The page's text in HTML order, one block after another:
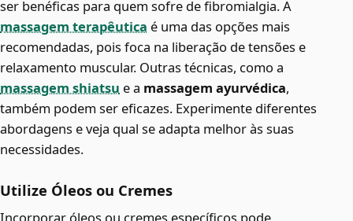
ser benéficas para quem sofre de fibromialgia. A
massagem terapêutica é uma das opções mais
recomendadas, pois foca na liberação de tensões e
relaxamento muscular. Outras técnicas, como a
massagem shiatsu e a massagem ayurvédica,
também podem ser eficazes. Experimente diferentes
abordagens e veja qual se adapta melhor às suas
necessidades.
Utilize Óleos ou Cremes